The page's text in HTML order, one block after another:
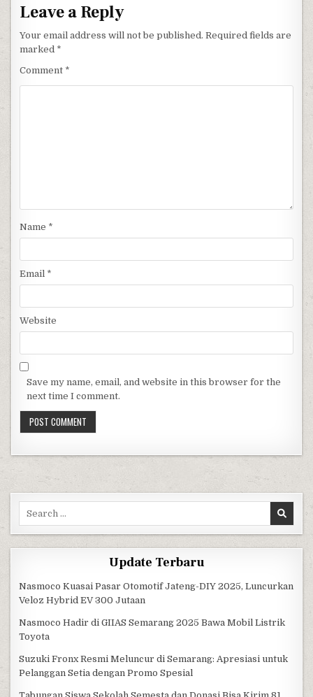
Leave a Reply
Your email address will not be published. Required fields are
marked *
Comment *
Name *
Email *
Website
Save my name, email, and website in this browser for the
next time I comment.
Search for:
Update Terbaru
Nasmoco Kuasai Pasar Otomotif Jateng-DIY 2025, Luncurkan
Veloz Hybrid EV 300 Jutaan
Nasmoco Hadir di GIIAS Semarang 2025 Bawa Mobil Listrik
Toyota
Suzuki Fronx Resmi Meluncur di Semarang: Apresiasi untuk
Pelanggan Setia dengan Promo Spesial